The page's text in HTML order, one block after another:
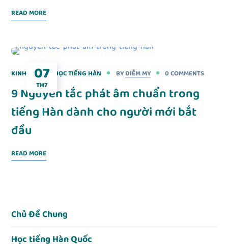
READ MORE
07
TH7
KINH NGHIỆM HỌC TIẾNG HÀN BY DIỄM MY 0 COMMENTS
9 Nguyên tắc phát âm chuẩn trong
tiếng Hàn dành cho người mới bắt
đầu
READ MORE
Chủ Đề Chung
Học tiếng Hàn Quốc